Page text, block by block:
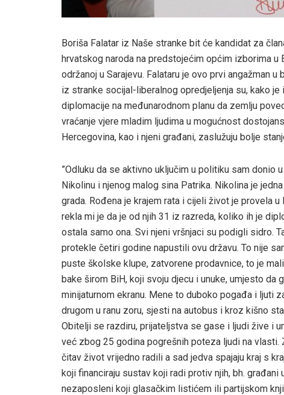
Boriša Falatar iz Naše stranke bit će kandidat za
hrvatskog naroda na predstojećim općim izborima
održanoj u Sarajevu. Falataru je ovo prvi angažman
iz stranke socijal-liberalnog opredjeljenja su, kako
diplomacije na međunarodnom planu da zemlju
vraćanje vjere mladim ljudima u mogućnost
Hercegovina, kao i njeni građani, zaslužuju bolje
”Odluku da se aktivno uključim u politiku sam donio
Nikolinu i njenog malog sina Patrika. Nikolina je
grada. Rođena je krajem rata i cijeli život je provela
rekla mi je da je od njih 31 iz razreda, koliko ih je
ostala samo ona. Svi njeni vršnjaci su podigli sidro.
protekle četiri godine napustili ovu državu. To nije
puste školske klupe, zatvorene prodavnice, to je
bake širom BiH, koji svoju djecu i unuke, umjesto da
minijaturnom ekranu. Mene to duboko pogađa i ljuti
drugom u ranu zoru, sjesti na autobus i kroz kišno
Obitelji se razdiru, prijateljstva se gase i ljudi žive i
već zbog 25 godina pogrešnih poteza ljudi na
čitav život vrijedno radili a sad jedva spajaju kraj s
koji financiraju sustav koji radi protiv njih, bh.
nezaposleni koji glasačkim listićem ili partijskom